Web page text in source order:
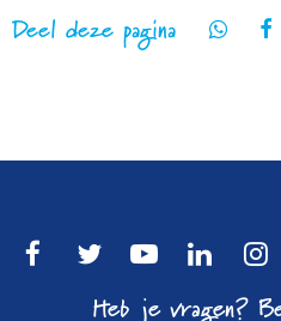
Deel deze pagina
Heb je vragen?